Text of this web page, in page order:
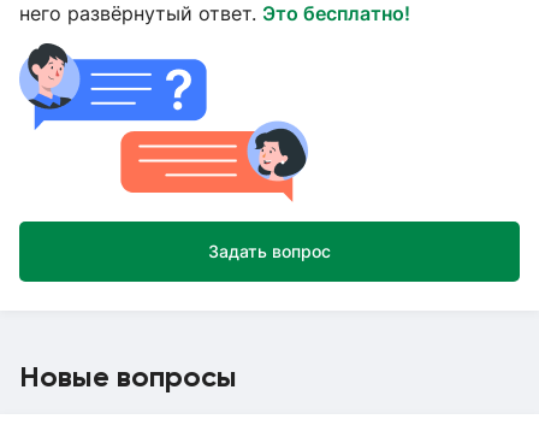
него развёрнутый ответ. Это бесплатно!
Задать вопрос
Новые вопросы